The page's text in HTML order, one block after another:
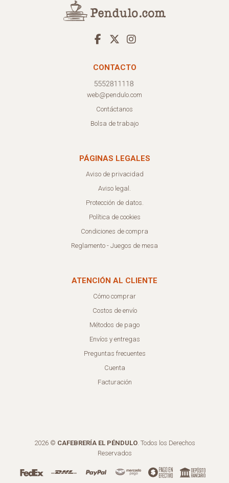
CONTACTO
web@pendulo.com
Contáctanos
Bolsa de trabajo
PÁGINAS LEGALES
Aviso de privacidad
Aviso legal.
Protección de datos.
Política de cookies
Condiciones de compra
Reglamento - Juegos de mesa
ATENCIÓN AL CLIENTE
Cómo comprar
Costos de envío
Métodos de pago
Envíos y entregas
Preguntas frecuentes
Cuenta
Facturación
2026 © CAFEBRERÍA EL PÉNDULO. Todos los Derechos
Reservados